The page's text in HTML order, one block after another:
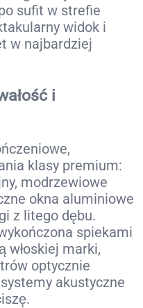
sufit w strefie
widok i
w najbardziej
i
klasy premium:
modrzewiowe
okna aluminiowe
z litego dębu.
spiekami
włoskiej marki,
optycznie
akustyczne